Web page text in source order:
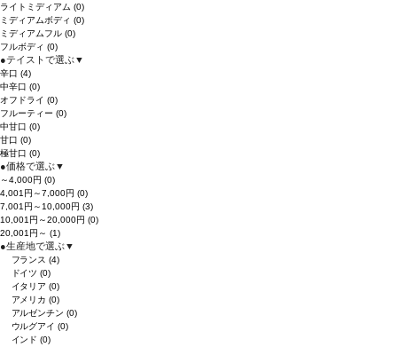
ライトミディアム (0)
ミディアムボディ (0)
ミディアムフル (0)
フルボディ (0)
●テイストで選ぶ▼
辛口 (4)
中辛口 (0)
オフドライ (0)
フルーティー (0)
中甘口 (0)
甘口 (0)
極甘口 (0)
●価格で選ぶ▼
～4,000円 (0)
4,001円～7,000円 (0)
7,001円～10,000円 (3)
10,001円～20,000円 (0)
20,001円～ (1)
●生産地で選ぶ▼
フランス(4)
ドイツ(0)
イタリア(0)
アメリカ(0)
アルゼンチン(0)
ウルグアイ(0)
インド(0)